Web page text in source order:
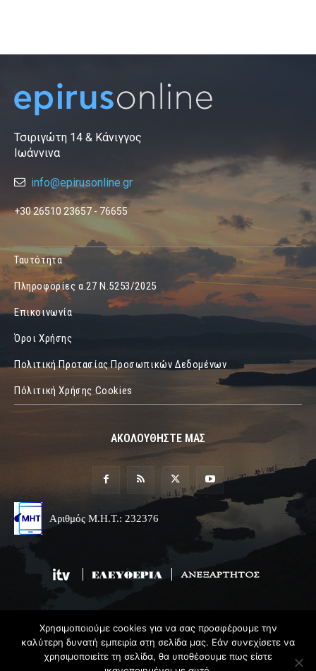
Τσιριγώτη 14 & Κάνιγγος
Ιωάννινα
info@epirusonline.gr
+30 26510 23657 - 76655
Ταυτότητα
Πληροφορίες α.27 Ν.5253/2025
Επικοινωνία
Όροι Χρήσης
Πολιτική Προτασίας Προσωπικών Δεδομένων
Πόλιτική Χρήσης Cookies
ΑΚΟΛΟΥΘΗΣΤΕ ΜΑΣ
Αριθμός Μ.Η.Τ.: 232376
© 2019 Epirus Online
Σχεδιασμός & ΑνάπτυξηAngel Web
Χρησιμοποιούμε cookies για να σας προσφέρουμε την
καλύτερη δυνατή εμπειρία στη σελίδα μας. Εάν συνεχίσετε να
χρησιμοποιείτε τη σελίδα, θα υποθέσουμε πως είστε